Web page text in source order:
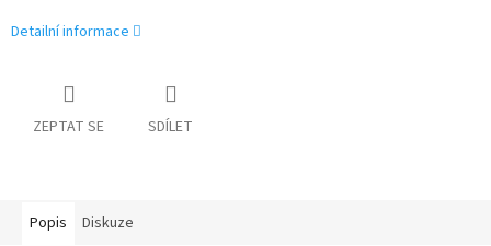
Detailní informace
ZEPTAT SE SDÍLET
Popis Diskuze